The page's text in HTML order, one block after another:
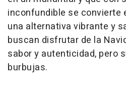
inconfundible se convierte
una alternativa vibrante y
buscan disfrutar de la
sabor y autenticidad, pero
burbujas.